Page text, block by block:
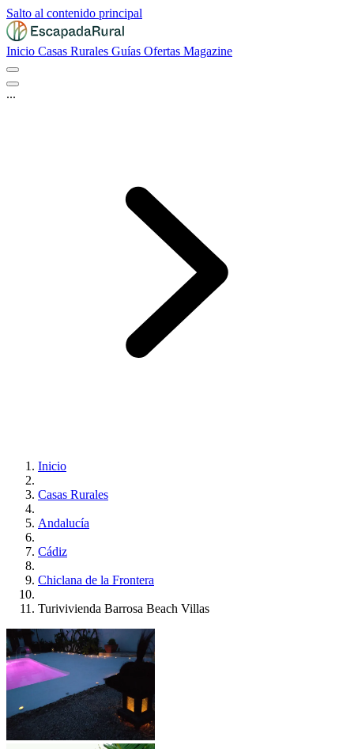
Salto al contenido principal
Inicio Casas Rurales Guías Ofertas Magazine
...
Inicio
Casas Rurales
Andalucía
Cádiz
Chiclana de la Frontera
Turivivienda Barrosa Beach Villas